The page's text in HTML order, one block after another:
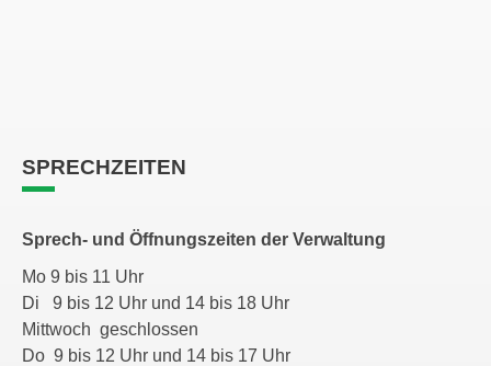
SPRECHZEITEN
Sprech- und Öffnungszeiten der Verwaltung
Mo 9 bis 11 Uhr
Di 9 bis 12 Uhr und 14 bis 18 Uhr
Mittwoch geschlossen
Do 9 bis 12 Uhr und 14 bis 17 Uhr